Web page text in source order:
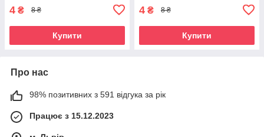
4 ₴ 8 ₴
Купити
4 ₴ 8 ₴
Купити
Про нас
98% позитивних з 591 відгука за рік
Працює з 15.12.2023